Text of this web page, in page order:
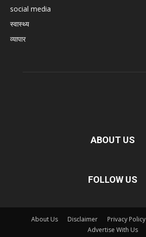
social media
स्वास्थ्य
व्यापार
ABOUT US
FOLLOW US
About Us Disclaimer Privacy Policy
Advertise With Us